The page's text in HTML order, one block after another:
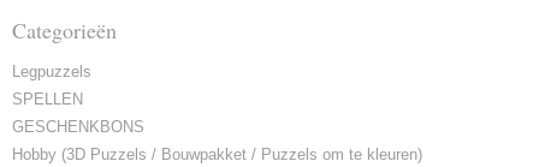
Categorieën
Legpuzzels
SPELLEN
GESCHENKBONS
Hobby (3D Puzzels / Bouwpakket / Puzzels om te kleuren)